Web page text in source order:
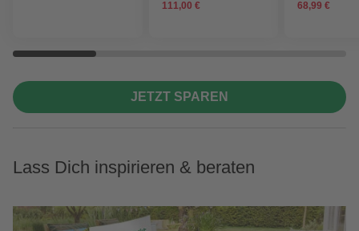
111,00 € 68,99 €
JETZT SPAREN
Lass Dich inspirieren & beraten